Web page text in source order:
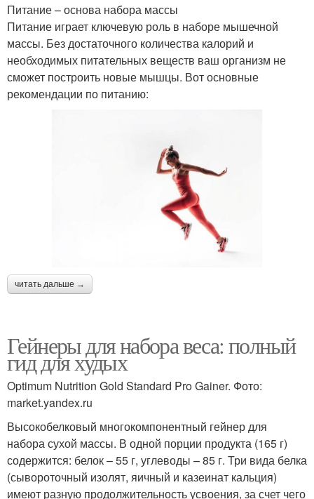
Питание – основа набора массы
Питание играет ключевую роль в наборе мышечной
массы. Без достаточного количества калорий и
необходимых питательных веществ ваш организм не
сможет построить новые мышцы. Вот основные
рекомендации по питанию:
читать дальше →
Гейнеры для набора веса: полный
гид для худых
Optimum Nutrition Gold Standard Pro Gainer. Фото:
market.yandex.ru
Высокобелковый многокомпонентный гейнер для
набора сухой массы. В одной порции продукта (165 г)
содержится: белок – 55 г, углеводы – 85 г. Три вида белка
(сывороточный изолят, яичный и казеинат кальция)
имеют разную продолжительность усвоения, за счет чего